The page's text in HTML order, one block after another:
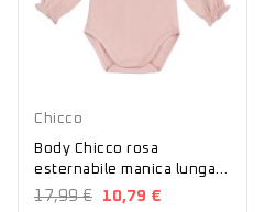
Chicco
Body Chicco rosa
esternabile manica lunga
con colletto volant 07929
17,99 € 10,79 €